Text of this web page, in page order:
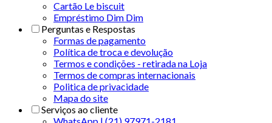
Cartão Le biscuit
Empréstimo Dim Dim
Perguntas e Respostas
Formas de pagamento
Política de troca e devolução
Termos e condições - retirada na Loja
Termos de compras internacionais
Politica de privacidade
Mapa do site
Serviços ao cliente